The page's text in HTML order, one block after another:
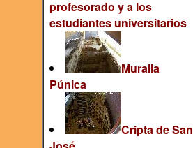
profesorado y a los
estudiantes universitarios
Muralla
Púnica
Cripta de San